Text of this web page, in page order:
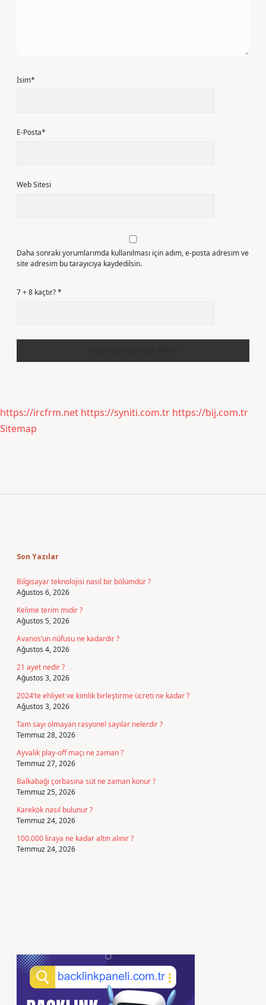
İsim*
E-Posta*
Web Sitesi
Daha sonraki yorumlarımda kullanılması için adım, e-posta adresim ve
site adresim bu tarayıcıya kaydedilsin.
7 + 8 kaçtır?*
https://ircfrm.net https://syniti.com.tr https://bij.com.tr
Sitemap
Son Yazılar
Bilgisayar teknolojisi nasıl bir bölümdür ?
Ağustos 6, 2026
Kelime terim midir ?
Ağustos 5, 2026
Avanos’un nüfusu ne kadardır ?
Ağustos 4, 2026
21 ayet nedir ?
Ağustos 3, 2026
2024’te ehliyet ve kimlik birleştirme ücreti ne kadar ?
Ağustos 3, 2026
Tam sayı olmayan rasyonel sayılar nelerdir ?
Temmuz 28, 2026
Ayvalık play-off maçı ne zaman ?
Temmuz 27, 2026
Balkabağı çorbasına süt ne zaman konur ?
Temmuz 25, 2026
Karekök nasıl bulunur ?
Temmuz 24, 2026
100.000 liraya ne kadar altın alınır ?
Temmuz 24, 2026